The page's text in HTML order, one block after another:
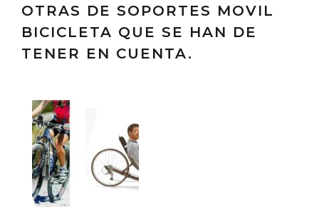
OTRAS DE SOPORTES MOVIL
BICICLETA QUE SE HAN DE
TENER EN CUENTA.